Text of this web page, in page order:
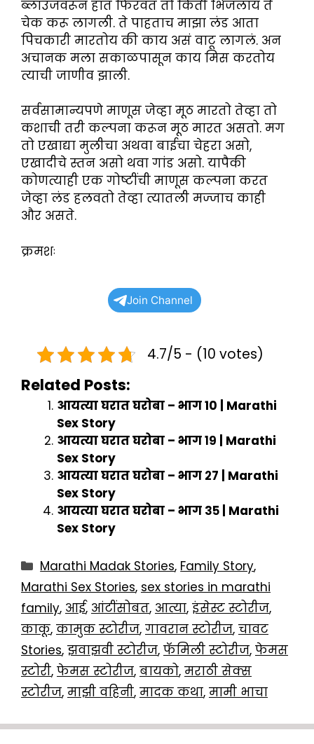
ब्लॉउजवरून हात फिरवत तो किती भिजलाय ते
चेक करू लागली. ते पाहताच माझा लंड आता
पिचकारी मारतोय की काय असं वाटू लागलं. अन
अचानक मला सकाळपासून काय मिस करतोय
त्याची जाणीव झाली.
सर्वसामान्यपणे माणूस जेव्हा मूठ मारतो तेव्हा तो
कशाची तरी कल्पना करून मूठ मारत असतो. मग
तो एखाद्या मुलीचा अथवा बाईचा चेहरा असो,
एखादीचे स्तन असो थवा गांड असो. यापैकी
कोणत्याही एक गोष्टींची माणूस कल्पना करत
जेव्हा लंड हलवतो तेव्हा त्यातली मज्जाच काही
और असते.
क्रमशः
Join Channel
4.7/5 - (10 votes)
Related Posts:
आयत्या घरात घरोबा – भाग 10 | Marathi
Sex Story
आयत्या घरात घरोबा – भाग १९ | Marathi
Sex Story
आयत्या घरात घरोबा – भाग २७ | Marathi
Sex Story
आयत्या घरात घरोबा – भाग ३५ | Marathi
Sex Story
Categories
Marathi Madak Stories, Family Story,
Marathi Sex Stories, sex stories in marathi
family, आई, आंटींसोबत, आत्या, इंसेस्ट स्टोरीज,
काकू, कामुक स्टोरीज, गावरान स्टोरीज, चावट
Stories, झवाझवी स्टोरीज, फॅमिली स्टोरीज, फेमस
स्टोरी, फेमस स्टोरीज, बायको, मराठी सेक्स
स्टोरीज, माझी वहिनी, मादक कथा, मामी भाचा